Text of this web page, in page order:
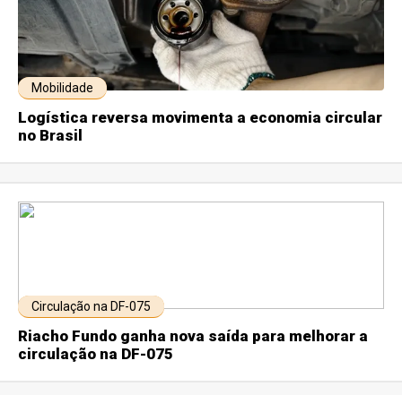
Mobilidade
Logística reversa movimenta a economia circular
no Brasil
Circulação na DF-075
Riacho Fundo ganha nova saída para melhorar a
circulação na DF-075